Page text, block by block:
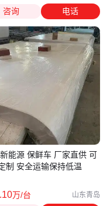
咨询 电话
新能源 保鲜车 厂家直供 可
制 安全运输保持低温
.10万/台 山东青岛